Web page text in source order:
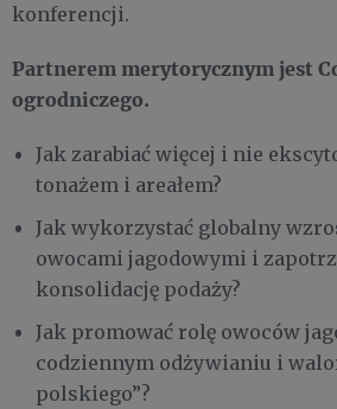
konferencji.
Partnerem merytorycznym jest
ogrodniczego.
Jak zarabiać więcej i nie
tonażem i areałem?
Jak wykorzystać globalny
owocami jagodowymi i
konsolidację podaży?
Jak promować rolę owoców
codziennym odżywianiu i
polskiego”?